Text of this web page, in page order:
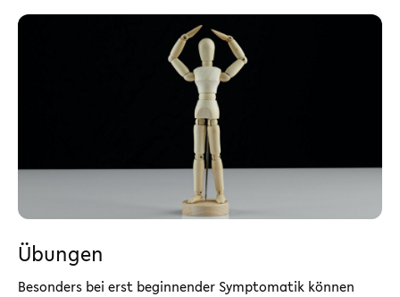
Übungen
Besonders bei erst beginnender Symptomatik können